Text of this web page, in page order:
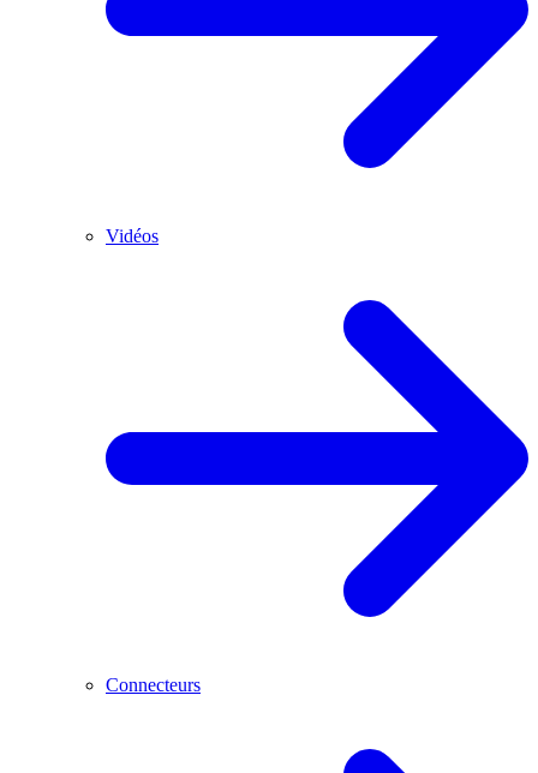
Vidéos
Connecteurs